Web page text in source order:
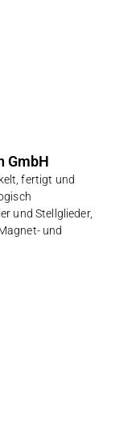
GmbH
fertigt und
und Stellglieder,
und